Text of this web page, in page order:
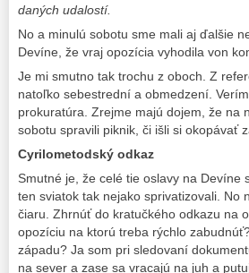
daných udalostí.
No a minulú sobotu sme mali aj ďalšie
Devíne, že vraj opozícia vyhodila von
Je mi smutno tak trochu z oboch. Z
natoľko sebestrední a obmedzení.
prokuratúra. Zrejme majú dojem, že na
sobotu spravili piknik, či išli si okopávať
Cyrilometodský odkaz
Smutné je, že celé tie oslavy na Devíne
ten sviatok tak nejako sprivatizovali. No
čiaru. Zhrnúť do kratučkého odkazu na
opozíciu na ktorú treba rýchlo
západu? Ja som pri sledovaní
na sever a zase sa vracajú na juh a